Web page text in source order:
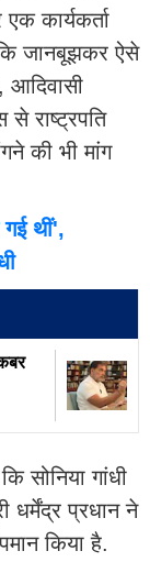
कार्यकर्ता
जानबूझकर ऐसे
आदिवासी
से राष्ट्रपति
की भी मांग
थीं',
सोनिया गांधी
धर्मेंद्र प्रधान ने
किया है.